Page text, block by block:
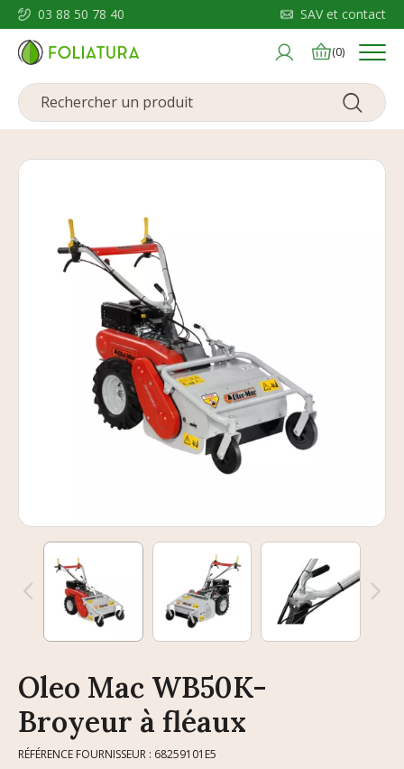
03 88 50 78 40 SAV et contact
(0) Menu
Oleo Mac WB50K-
Broyeur à fléaux
RÉFÉRENCE FOURNISSEUR : 68259101E5